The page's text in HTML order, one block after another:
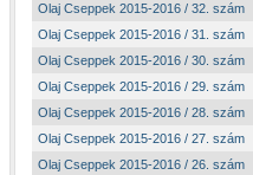
Olaj Cseppek 2015-2016 / 32. szám
Olaj Cseppek 2015-2016 / 31. szám
Olaj Cseppek 2015-2016 / 30. szám
Olaj Cseppek 2015-2016 / 29. szám
Olaj Cseppek 2015-2016 / 28. szám
Olaj Cseppek 2015-2016 / 27. szám
Olaj Cseppek 2015-2016 / 26. szám